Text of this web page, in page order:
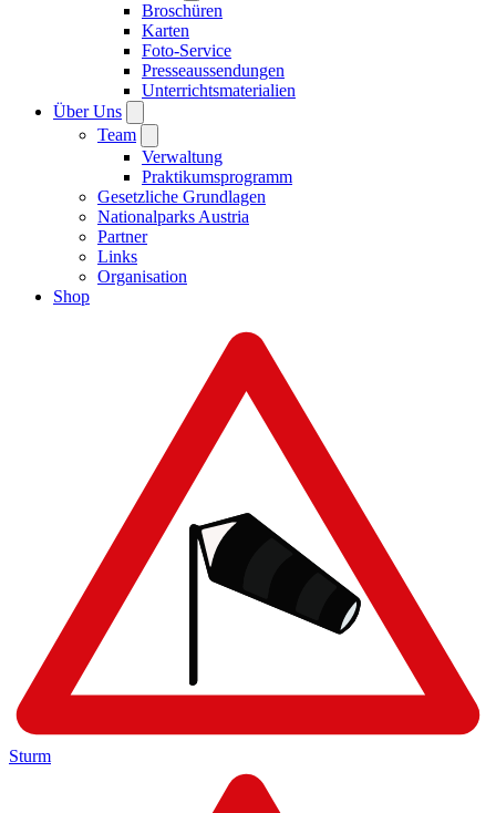
Broschüren
Karten
Foto-Service
Presseaussendungen
Unterrichtsmaterialien
Über Uns
Team
Verwaltung
Praktikumsprogramm
Gesetzliche Grundlagen
Nationalparks Austria
Partner
Links
Organisation
Shop
Sturm